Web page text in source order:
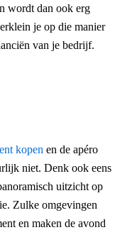
wordt dan ook erg
je op die manier
van je bedrijf.
kopen en de apéro
niet. Denk ook eens
uitzicht op
Zulke omgevingen
en maken de avond